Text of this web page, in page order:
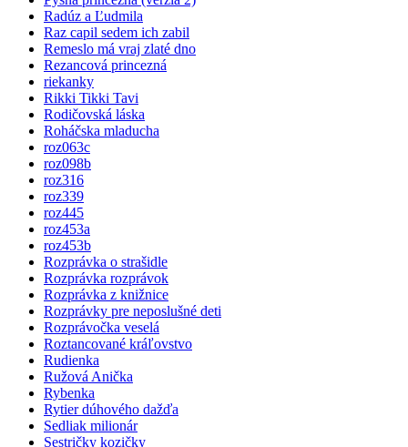
Radúz a Ľudmila
Raz capil sedem ich zabil
Remeslo má vraj zlaté dno
Rezancová princezná
riekanky
Rikki Tikki Tavi
Rodičovská láska
Roháčska mladucha
roz063c
roz098b
roz316
roz339
roz445
roz453a
roz453b
Rozprávka o strašidle
Rozprávka rozprávok
Rozprávka z knižnice
Rozprávky pre neposlušné deti
Rozprávočka veselá
Roztancované kráľovstvo
Rudienka
Ružová Anička
Rybenka
Rytier dúhového dažďa
Sedliak milionár
Sestričky kozičky